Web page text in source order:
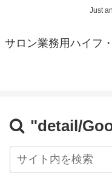
Just
サロン業務用ハイフ
"detail/